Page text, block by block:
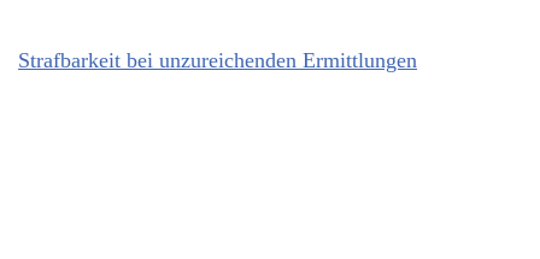
Strafbarkeit bei unzureichenden Ermittlungen